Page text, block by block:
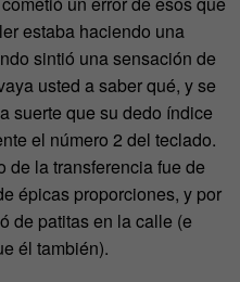
estaba haciendo una
sintió una sensación de
usted a saber qué, y se
suerte que su dedo índice
el número 2 del teclado.
de la transferencia fue de
épicas proporciones, y por
de patitas en la calle (e
él también).